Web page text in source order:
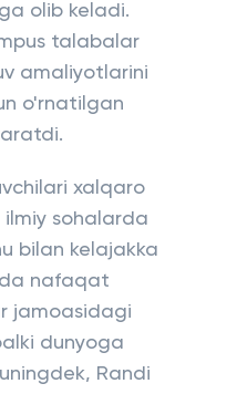
olib keladi.
talabalar
amaliyotlarini
o'rnatilgan
xalqaro
sohalarda
bilan kelajakka
nafaqat
jamoasidagi
dunyoga
Randi